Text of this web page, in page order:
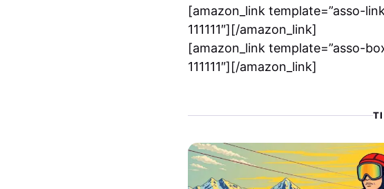
[amazon_link template=”asso-
111111″][/amazon_link]
[amazon_link template=”asso-
111111″][/amazon_link]
TI